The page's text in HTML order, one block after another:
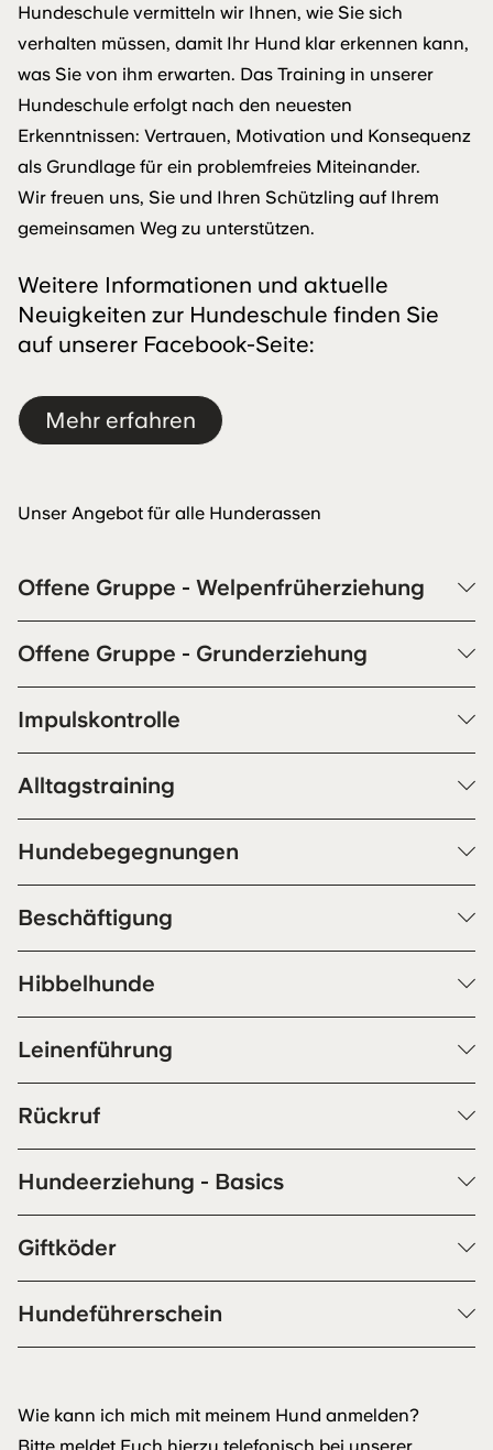
Hundeschule vermitteln wir Ihnen, wie Sie sich
verhalten müssen, damit Ihr Hund klar erkennen kann,
was Sie von ihm erwarten. Das Training in unserer
Hundeschule erfolgt nach den neuesten
Erkenntnissen: Vertrauen, Motivation und Konsequenz
als Grundlage für ein problemfreies Miteinander.
Wir freuen uns, Sie und Ihren Schützling auf Ihrem
gemeinsamen Weg zu unterstützen.
Weitere Informationen und aktuelle
Neuigkeiten zur Hundeschule finden Sie
auf unserer Facebook-Seite:
Mehr erfahren
Unser Angebot für alle Hunderassen
Offene Gruppe - Welpenfrüherziehung
Offene Gruppe - Grunderziehung
Impulskontrolle
Alltagstraining
Hundebegegnungen
Beschäftigung
Hibbelhunde
Leinenführung
Rückruf
Hundeerziehung - Basics
Giftköder
Hundeführerschein
Wie kann ich mich mit meinem Hund anmelden?